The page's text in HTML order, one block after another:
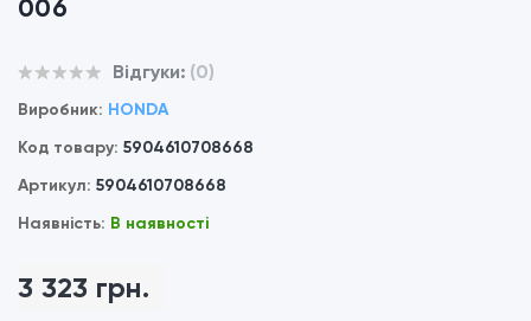
006
Відгуки: (0)
Виробник: HONDA
Код товару: 5904610708668
Артикул: 5904610708668
Наявність: В наявності
3 323 грн.